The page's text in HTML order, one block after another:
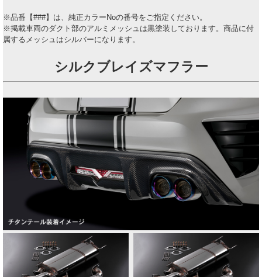
※品番【###】は、純正カラーNoの番号をご指定ください。
※掲載車両のダクト部のアルミメッシュは黒塗装しております。商品に付
属するメッシュはシルバーになります。
シルクブレイズマフラー